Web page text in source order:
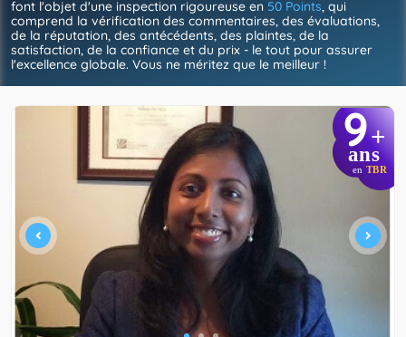
font l'objet d'une inspection rigoureuse en 50 Points, qui
comprend la vérification des commentaires, des évaluations,
de la réputation, des antécédents, des plaintes, de la
satisfaction, de la confiance et du prix - le tout pour assurer
l'excellence globale. Vous ne méritez que le meilleur !
9+
ans
en TBR